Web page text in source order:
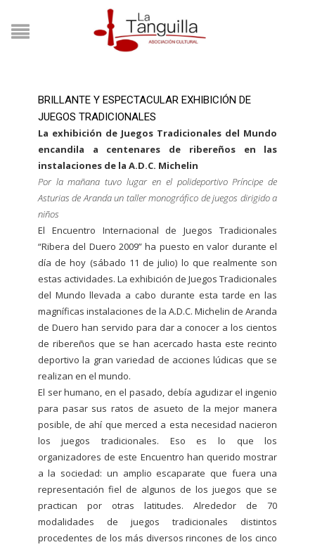
BRILLANTE Y ESPECTACULAR EXHIBICIÓN DE
JUEGOS TRADICIONALES
La exhibición de Juegos Tradicionales del Mundo
encandila a centenares de ribereños en las
instalaciones de la A.D.C. Michelin
Por la mañana tuvo lugar en el polideportivo Príncipe de
Asturias de Aranda un taller monográfico de juegos dirigido a
niños
El Encuentro Internacional de Juegos Tradicionales
“Ribera del Duero 2009” ha puesto en valor durante el
día de hoy (sábado 11 de julio) lo que realmente son
estas actividades. La exhibición de Juegos Tradicionales
del Mundo llevada a cabo durante esta tarde en las
magníficas instalaciones de la A.D.C. Michelin de Aranda
de Duero han servido para dar a conocer a los cientos
de ribereños que se han acercado hasta este recinto
deportivo la gran variedad de acciones lúdicas que se
realizan en el mundo.
El ser humano, en el pasado, debía agudizar el ingenio
para pasar sus ratos de asueto de la mejor manera
posible, de ahí que merced a esta necesidad nacieron
los juegos tradicionales. Eso es lo que los
organizadores de este Encuentro han querido mostrar
a la sociedad: un amplio escaparate que fuera una
representación fiel de algunos de los juegos que se
practican por otras latitudes. Alrededor de 70
modalidades de juegos tradicionales distintos
procedentes de los más diversos rincones de los cinco